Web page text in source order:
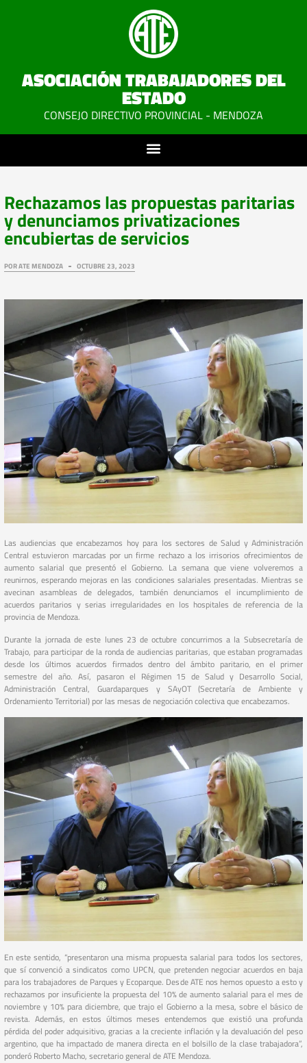
ASOCIACIÓN TRABAJADORES DEL
ESTADO
CONSEJO DIRECTIVO PROVINCIAL - MENDOZA
Rechazamos las propuestas paritarias
y denunciamos privatizaciones
encubiertas de servicios
PORATE MENDOZA OCTUBRE 23, 2023
Las audiencias que encabezamos hoy para los sectores de Salud y Administración
Central estuvieron marcadas por un firme rechazo a los irrisorios ofrecimientos de
aumento salarial que presentó el Gobierno. La semana que viene volveremos a
reunirnos, esperando mejoras en las condiciones salariales presentadas. Mientras se
avecinan asambleas de delegados, también denunciamos el incumplimiento de
acuerdos paritarios y serias irregularidades en los hospitales de referencia de la
provincia de Mendoza.
Durante la jornada de este lunes 23 de octubre concurrimos a la Subsecretaría de
Trabajo, para participar de la ronda de audiencias paritarias, que estaban programadas
desde los últimos acuerdos firmados dentro del ámbito paritario, en el primer
semestre del año. Así, pasaron el Régimen 15 de Salud y Desarrollo Social,
Administración Central, Guardaparques y SAyOT (Secretaría de Ambiente y
Ordenamiento Territorial) por las mesas de negociación colectiva que encabezamos.
En este sentido, “presentaron una misma propuesta salarial para todos los sectores,
que sí convenció a sindicatos como UPCN, que pretenden negociar acuerdos en baja
para los trabajadores de Parques y Ecoparque. Desde ATE nos hemos opuesto a esto y
rechazamos por insuficiente la propuesta del 10% de aumento salarial para el mes de
noviembre y 10% para diciembre, que trajo el Gobierno a la mesa, sobre el básico de
revista. Además, en estos últimos meses entendemos que existió una profunda
pérdida del poder adquisitivo, gracias a la creciente inflación y la devaluación del peso
argentino, que ha impactado de manera directa en el bolsillo de la clase trabajadora”,
ponderó Roberto Macho, secretario general de ATE Mendoza.